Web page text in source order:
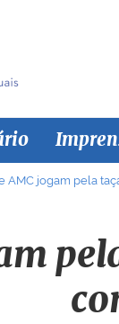
AMC jogam pela